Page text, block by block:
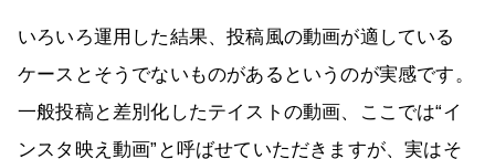
いろいろ運用した結果、投稿風の動画が適している
ケースとそうでないものがあるというのが実感です。
一般投稿と差別化したテイストの動画、ここでは“イ
ンスタ映え動画”と呼ばせていただきますが、実はそ